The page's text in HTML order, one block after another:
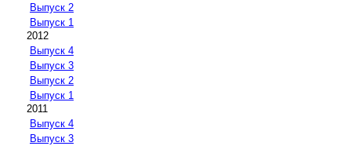
Выпуск 2
Выпуск 1
2012
Выпуск 4
Выпуск 3
Выпуск 2
Выпуск 1
2011
Выпуск 4
Выпуск 3